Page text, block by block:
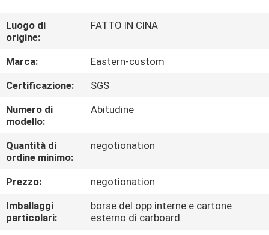
NOI
GIRO
DELLA
FABBRICA
CONTROLLO
DI
QUALITÀ
CONTATTICI
Luogo di
origine:
FATTO IN CINA
Marca:
Eastern-custom
Certificazione:
SGS
Numero di
modello:
Abitudine
Quantità di
ordine minimo:
negotionation
Prezzo:
negotionation
Imballaggi
particolari:
borse del opp interne e cartone
esterno di carboard